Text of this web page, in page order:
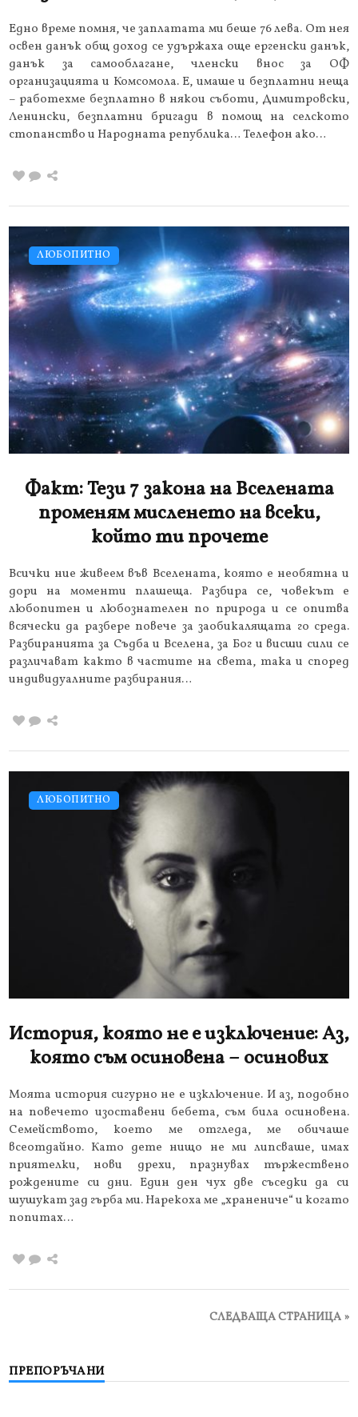
Едно време помня, че заплатата ми беше 76 лева. От нея
освен данък общ доход се удържаха още ергенски данък,
данък за самооблагане, членски внос за ОФ
организацията и Комсомола. Е, имаше и безплатни неща
– работехме безплатно в някои съботи, Димитровски,
Ленински, безплатни бригади в помощ на селското
стопанство и Народната република… Телефон ако…
ЛЮБОПИТНО
Факт: Тези 7 закона на Вселената
променям мисленето на всеки,
който ти прочете
Всички ние живеем във Вселената, която е необятна и
дори на моменти плашеща. Разбира се, човекът е
любопитен и любознателен по природа и се опитва
всячески да разбере повече за заобикалящата го среда.
Разбиранията за Съдба и Вселена, за Бог и висши сили се
различават както в частите на света, така и според
индивидуалните разбирания…
ЛЮБОПИТНО
История, която не е изключение: Аз,
която съм осиновена – осинових
Моята история сигурно не е изключение. И аз, подобно
на повечето изоставени бебета, съм била осиновена.
Семейството, което ме отгледа, ме обичаше
всеотдайно. Като дете нищо не ми липсваше, имах
приятелки, нови дрехи, празнувах тържествено
рождените си дни. Един ден чух две съседки да си
шушукат зад гърба ми. Нарекоха ме „хранениче“ и когато
попитах…
СЛЕДВАЩА СТРАНИЦА »
ПРЕПОРЪЧАНИ